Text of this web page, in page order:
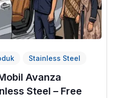
Stainless Steel
Avanza
Steel – Free